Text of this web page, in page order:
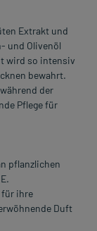
Extrakt und
und Olivenöl
wird so intensiv
bewahrt.
der
Pflege für
pflanzlichen
für ihre
Duft